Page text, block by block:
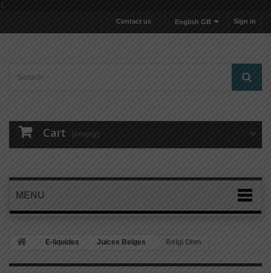
1
Sign in
English GB
Contact us
Cart (empty)
MENU
E-liquides Juices Belges Belgi Ohm